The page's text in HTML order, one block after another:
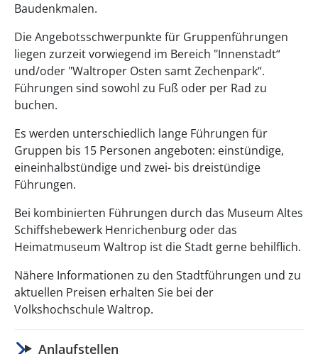
Baudenkmalen.
Die Angebotsschwerpunkte für Gruppenführungen
liegen zurzeit vorwiegend im Bereich "Innenstadt“
und/oder "Waltroper Osten samt Zechenpark“.
Führungen sind sowohl zu Fuß oder per Rad zu
buchen.
Es werden unterschiedlich lange Führungen für
Gruppen bis 15 Personen angeboten: einstündige,
eineinhalbstündige und zwei- bis dreistündige
Führungen.
Bei kombinierten Führungen durch das Museum Altes
Schiffshebewerk Henrichenburg oder das
Heimatmuseum Waltrop ist die Stadt gerne behilflich.
Nähere Informationen zu den Stadtführungen und zu
aktuellen Preisen erhalten Sie bei der
Volkshochschule Waltrop.
Anlaufstellen